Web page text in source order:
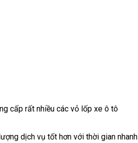
cấp rất nhiều các vỏ lốp xe ô tô
dịch vụ tốt hơn với thời gian nhanh